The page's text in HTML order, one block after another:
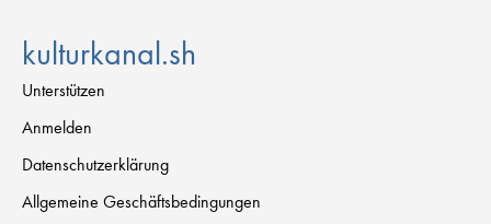
kulturkanal.sh
Unterstützen
Anmelden
Datenschutzerklärung
Allgemeine Geschäftsbedingungen